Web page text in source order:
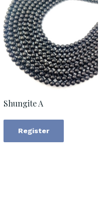
Shungite A
Register